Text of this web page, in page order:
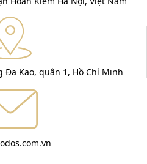
Đa Kao, quận 1, Hồ Chí Minh